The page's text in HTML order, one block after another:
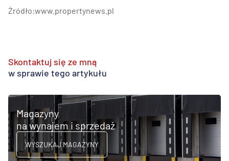
Źródło:www.propertynews.pl
Skontaktuj się ze mną
w sprawie tego artykułu
Magazyny
na wynajem i sprzedaż
WYSZUKAJ MAGAZYNY